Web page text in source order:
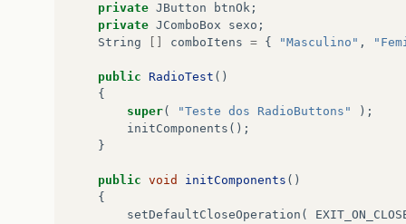
private JButton btnOk ;
private JComboBox sexo ;
String
comboItens = { "Masculino" ,
public RadioTest ()
{
super( "Teste dos RadioButtons"
);
initComponents ();
}
public void initComponents ()
{
setDefaultCloseOperation (